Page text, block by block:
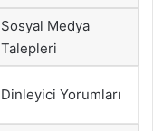
Sosyal Medya
Talepleri
Dinleyici Yorumları